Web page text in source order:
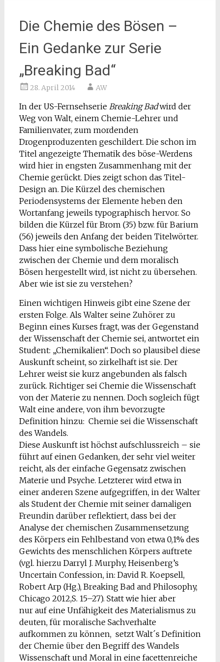
Die Chemie des Bösen –
Ein Gedanke zur Serie
„Breaking Bad“
28. April 2014 AW
In der US-Fernsehserie Breaking Badwird der
Weg von Walt, einem Chemie-Lehrer und
Familienvater, zum mordenden
Drogenproduzenten geschildert. Die schon im
Titel angezeigte Thematik des böse-Werdens
wird hier in engsten Zusammenhang mit der
Chemie gerückt. Dies zeigt schon das Titel-
Design an. Die Kürzel des chemischen
Periodensystems der Elemente heben den
Wortanfang jeweils typographisch hervor. So
bilden die Kürzel für Brom (35) bzw. für Barium
(56) jeweils den Anfang der beiden Titelwörter.
Dass hier eine symbolische Beziehung
zwischen der Chemie und dem moralisch
Bösen hergestellt wird, ist nicht zu übersehen.
Aber wie ist sie zu verstehen?
Einen wichtigen Hinweis gibt eine Szene der
ersten Folge. Als Walter seine Zuhörer zu
Beginn eines Kurses fragt, was der Gegenstand
der Wissenschaft der Chemie sei, antwortet ein
Student: „Chemikalien“. Doch so plausibel diese
Auskunft scheint, so zirkelhaft ist sie. Der
Lehrer weist sie kurz angebunden als falsch
zurück. Richtiger sei Chemie die Wissenschaft
von der Materie zu nennen. Doch sogleich fügt
Walt eine andere, von ihm bevorzugte
Definition hinzu: Chemie sei die Wissenschaft
des Wandels.
Diese Auskunft ist höchst aufschlussreich – sie
führt auf einen Gedanken, der sehr viel weiter
reicht, als der einfache Gegensatz zwischen
Materie und Psyche. Letzterer wird etwa in
einer anderen Szene aufgegriffen, in der Walter
als Student der Chemie mit seiner damaligen
Freundin darüber reflektiert, dass bei der
Analyse der chemischen Zusammensetzung
des Körpers ein Fehlbestand von etwa 0,1% des
Gewichts des menschlichen Körpers auftrete
(vgl. hierzu Darryl J. Murphy, Heisenberg’s
Uncertain Confession, in: David R. Koepsell,
Robert Arp (Hg.), Breaking Bad and Philosophy,
Chicago 2012,S. 15–27). Statt wie hier aber
nur auf eine Unfähigkeit des Materialismus zu
deuten, für moralische Sachverhalte
aufkommen zu können, setzt Walt´s Definition
der Chemie über den Begriff des Wandels
Wissenschaft und Moral in eine facettenreiche